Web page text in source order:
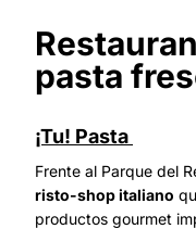
pasta
¡Tu! Pasta
Frente al Parque del
risto-shop italiano
productos gourmet